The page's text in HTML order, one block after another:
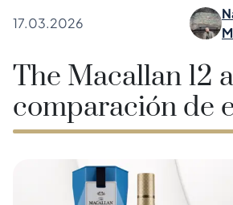
17.03.2026
The Macallan 12
comparación de